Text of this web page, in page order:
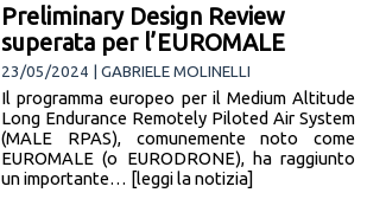
Preliminary Design Review
superata per l’EUROMALE
23/05/2024 | GABRIELE MOLINELLI
Il programma europeo per il Medium Altitude
Long Endurance Remotely Piloted Air System
(MALE RPAS), comunemente noto come
EUROMALE (o EURODRONE), ha raggiunto
un importante… [leggi la notizia]